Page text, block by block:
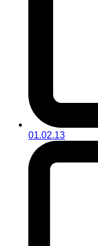
01.02.13